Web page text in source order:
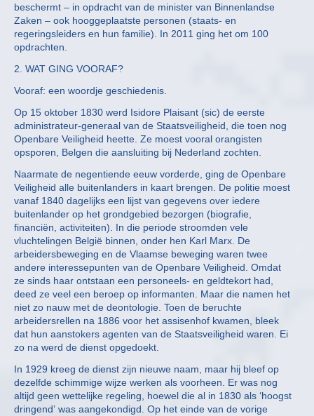
beschermt – in opdracht van de minister van Binnenlandse
Zaken – ook hooggeplaatste personen (staats- en
regeringsleiders en hun familie). In 2011 ging het om 100
opdrachten.
2. WAT GING VOORAF?
Vooraf: een woordje geschiedenis.
Op 15 oktober 1830 werd Isidore Plaisant (sic) de eerste
administrateur-generaal van de Staatsveiligheid, die toen nog
Openbare Veiligheid heette. Ze moest vooral orangisten
opsporen, Belgen die aansluiting bij Nederland zochten.
Naarmate de negentiende eeuw vorderde, ging de Openbare
Veiligheid alle buitenlanders in kaart brengen. De politie moest
vanaf 1840 dagelijks een lijst van gegevens over iedere
buitenlander op het grondgebied bezorgen (biografie,
financiën, activiteiten). In die periode stroomden vele
vluchtelingen België binnen, onder hen Karl Marx. De
arbeidersbeweging en de Vlaamse beweging waren twee
andere interessepunten van de Openbare Veiligheid. Omdat
ze sinds haar ontstaan een personeels- en geldtekort had,
deed ze veel een beroep op informanten. Maar die namen het
niet zo nauw met de deontologie. Toen de beruchte
arbeidersrellen na 1886 voor het assisenhof kwamen, bleek
dat hun aanstokers agenten van de Staatsveiligheid waren. Ei
zo na werd de dienst opgedoekt.
In 1929 kreeg de dienst zijn nieuwe naam, maar hij bleef op
dezelfde schimmige wijze werken als voorheen. Er was nog
altijd geen wettelijke regeling, hoewel die al in 1830 als ‘hoogst
dringend’ was aangekondigd. Op het einde van de vorige